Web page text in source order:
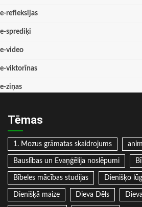
e-refleksijas
e-sprediķi
e-video
e-viktorīnas
e-ziņas
Tēmas
1. Mozus grāmatas skaidrojums
Bauslības un Evaņģēlija noslēpumi
Bībeles mācības studijas Dienišķo
Dienišķā maize Dieva Dēls